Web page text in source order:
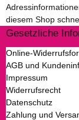
diesem Shop
Gesetzliche
Online-
AGB und
Impressum
Widerrufsrecht
Datenschutz
Zahlung und